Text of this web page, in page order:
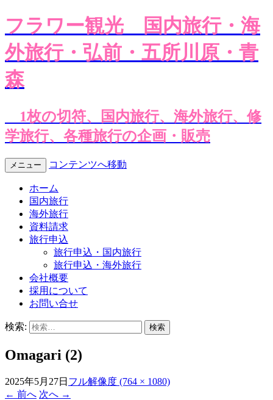
フラワー観光
国内旅行・海
外旅行・弘前・五所川原・青
森
1枚の切符、国内旅行、海外旅行、修
学旅行、各種旅行の企画・販売
メニュー コンテンツへ移動
ホーム
国内旅行
海外旅行
資料請求
旅行申込
旅行申込・国内旅行
旅行申込・海外旅行
会社概要
採用について
お問い合せ
検索:
Omagari (2)
2025年5月27日 フル解像度 (764 × 1080)
← 前へ 次へ →